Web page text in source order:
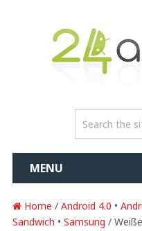
MENU
Home / Android 4.0 •
Sandwich • Samsung /